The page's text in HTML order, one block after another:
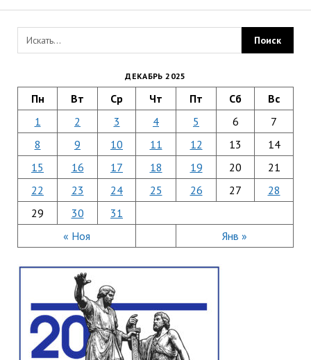
ДЕКАБРЬ 2025
Пн Вт Ср Чт Пт Сб Вс
« Ноя Янв »
1 2 3 4 5 6
7
8
9 10 11 12 13
14
15
16 17 18 19 20
21
22
23 24 25 26 27
28
29
30 31